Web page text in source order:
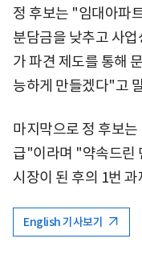
정 후보는 "임대아파
분담금을 낮추고 사
가 파견 제도를 통해
능하게 만들겠다"고
마지막으로 정 후보
급"이라며 "약속드린
시장이 된 후의 1번
English 기사보기